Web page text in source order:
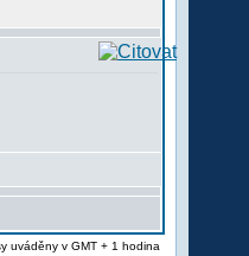
uváděny v GMT + 1 hodina